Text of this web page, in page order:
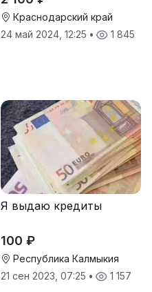
Краснодарский край
24 май 2024, 12:25 • 1 845
Я выдаю кредиты
100 ₽
Республика Калмыкия
21 сен 2023, 07:25 • 1 157